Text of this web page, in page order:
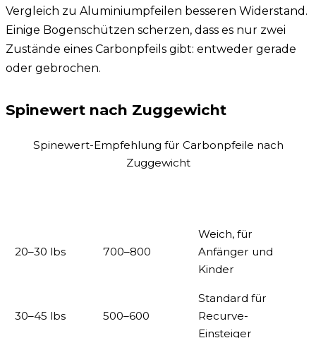
Vergleich zu Aluminiumpfeilen besseren Widerstand.
Einige Bogenschützen scherzen, dass es nur zwei
Zustände eines Carbonpfeils gibt: entweder gerade
oder gebrochen.
Spinewert nach Zuggewicht
Spinewert-Empfehlung für Carbonpfeile nach
Zuggewicht
20–30 lbs 700–800
Weich, für
Anfänger und
Kinder
30–45 lbs 500–600
Standard für
Recurve-
Einsteiger